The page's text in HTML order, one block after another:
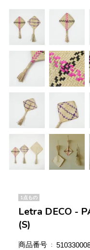
1点もの
Letra DECO -
(S)
商品番号